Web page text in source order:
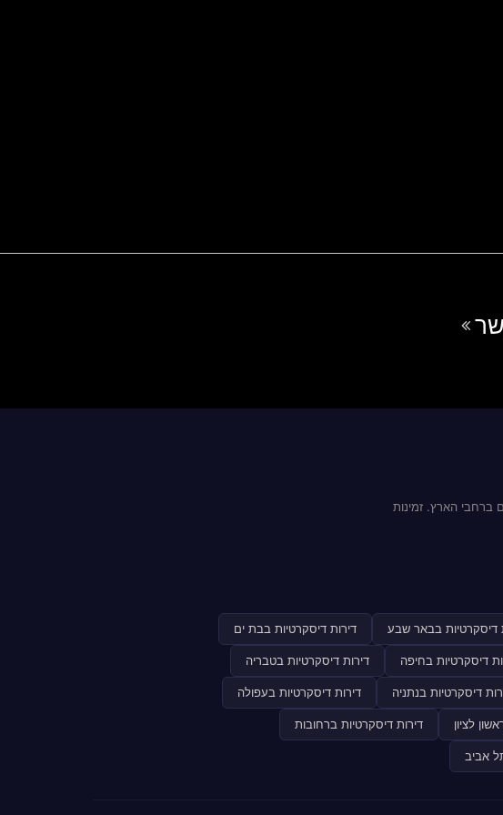
ברחבי הארץ. זמינות
דיסקרטיות בבאר שבע דירות דיסקרטיות בבת ים
דיסקרטיות בחיפה דירות דיסקרטיות בטבריה
דיסקרטיות בנתניה דירות דיסקרטיות בעפולה
לציון דירות דיסקרטיות ברחובות
אביב